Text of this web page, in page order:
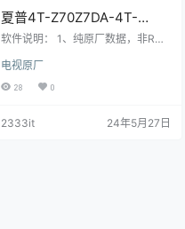
夏普4T-Z70Z7DA-4T-
Z70Z7PA-4T-Z60Z7DA升
Ver3.22180130_3.2922030
4智能电视系统刷机数据固件
软件说明： 1、纯原厂数据，非ROO
2、刷机有风险也有乐趣，一切源于
刷机导致后果自负，本网站概不负
删除，谢谢合作！ 刷机包内包含对
电视原厂
28 0
2333it 24年5月27日